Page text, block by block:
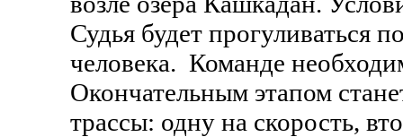
Судья будет прогуливаться
человека. Команде
Окончательным этапом
трассы: одну на скорость,